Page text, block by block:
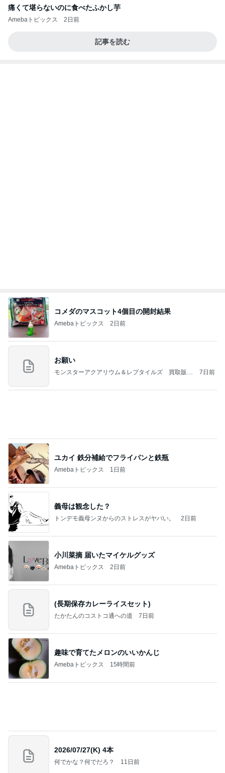
痛くて堪らないのに食べたふかし芋
Amebaトピックス 2日前
記事を読む
コメダのマスコット4個目の開封結果
Amebaトピックス 2日前
お願い
モンスターアクアリウム＆レプタイルズ 買取販売
7日前
ユカイ 鉄分補給でフライパンと鉄瓶
Amebaトピックス 1日前
義母は観念した？
トンデモ義母ンヌからのストレスがヤバい。 2日前
小川菜摘 届いたマイケルグッズ
Amebaトピックス 2日前
(長期保存カレーライスセット)
たかたんのコストコ通への道 7日前
趣味で育てたメロンのいいかんじ
Amebaトピックス 15時間前
2026/07/27(K) 4本
何でかな？何でだろ？ 11日前